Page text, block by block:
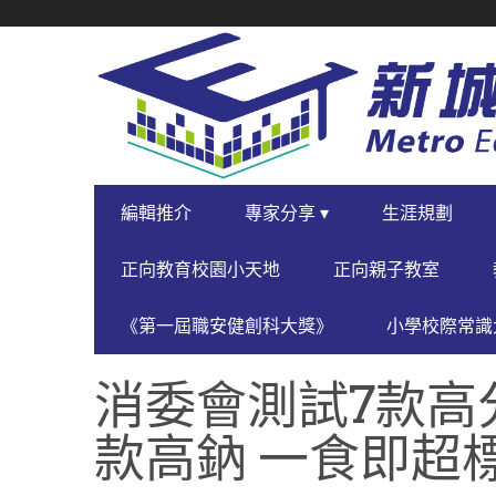
NAVIGATION
PRIMARY
NAVIGATION
編輯推介 專家分享 ▾ 生涯規劃
正向教育校園小天地 正向親子教室
《第一屆職安健創科大獎》 小學校際常
消委會測試7款
款高鈉 一食即超